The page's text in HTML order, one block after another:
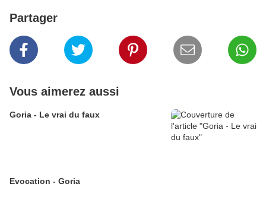
Partager
Vous aimerez aussi
Goria - Le vrai du faux
Evocation - Goria